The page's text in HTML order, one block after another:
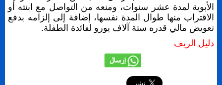
الأبوية لمدة عشر سنوات، ومنعه من التواصل مع ابنته أو
الاقتراب منها طوال المدة نفسها، إضافة إلى إلزامه بدفع
تعويض مالي قدره ستة آلاف يورو لفائدة الطفلة.
دليل الريف